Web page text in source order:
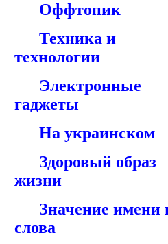
Оффтопик
Техника и
технологии
Электронные
гаджеты
На украинском
Здоровый образ
жизни
Значение имени
слова